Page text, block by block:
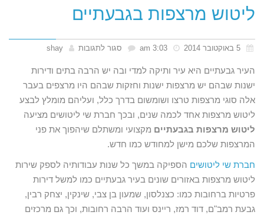
ליטוש מרצפות בגבעתיים
סגור לתגובותעל
מרצפות
בגבעתיים
shay
העיר גבעתיים היא עיר ותיקה למדי ובה יש הרבה בתים ודירות
ישנות שבהם יש מרצפות ישנות וחזקות שבהם היו מרצפים בעבר
אלה סוגי מרצפות טרצו ושומשום בדרך כלל, ועליהם מומלץ לבצע
ליטוש מרצפות אחד לכמה שנים, ובכך חברת שי ליטושים מציעה
ליטוש מרצפות בגבעתיים מקצועי ומשתלם שיהפוך את פני
המרצפות שלכם מישן למחודש כמו חדש.
חברת שי ליטושים הספיקה במשך כל שנות עבודותיה לספק שירות
ליטוש מרצפות באזורים שונים בעיר גבעתיים כמו למשל דירות
פרטיות ברחובות כמו: כצנלסון, שמעון בן צבי, שינקין, יצחק רבין,
גבעת רמב"ם, דוד רמז, ריינס ועוד הרבה רחובות, וכך גם מרכזים